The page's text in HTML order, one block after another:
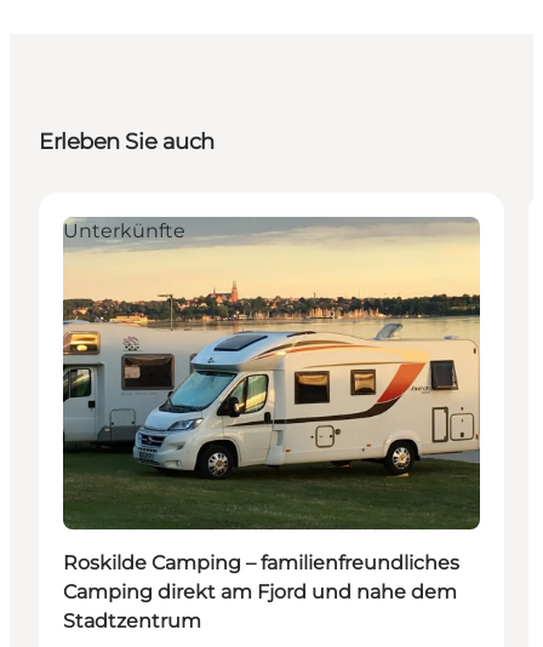
Erleben Sie auch
Unterkünfte
Roskilde Camping – familienfreundliches
Camping direkt am Fjord und nahe dem
Stadtzentrum